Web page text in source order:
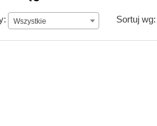
Wszystkie Sortuj wg: